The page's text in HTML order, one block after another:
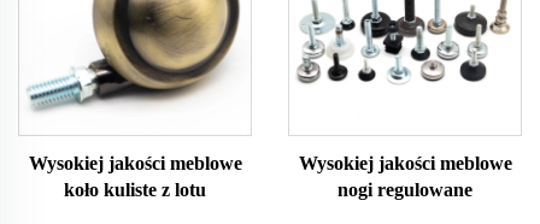
Wysokiej jakości meblowe
koło kuliste z lotu
Wysokiej jakości meblowe
nogi regulowane